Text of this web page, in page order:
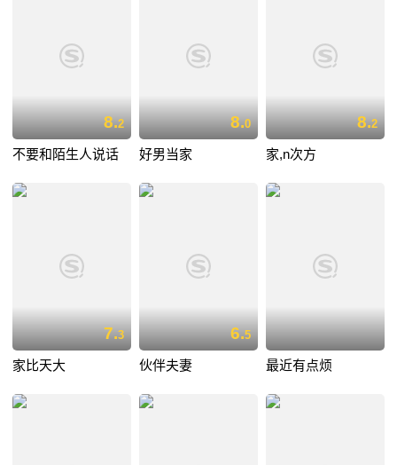
8.2
不要和陌生人说话
8.0
好男当家
8.2
家,n次方
7.3
家比天大
6.5
伙伴夫妻 最近有点烦